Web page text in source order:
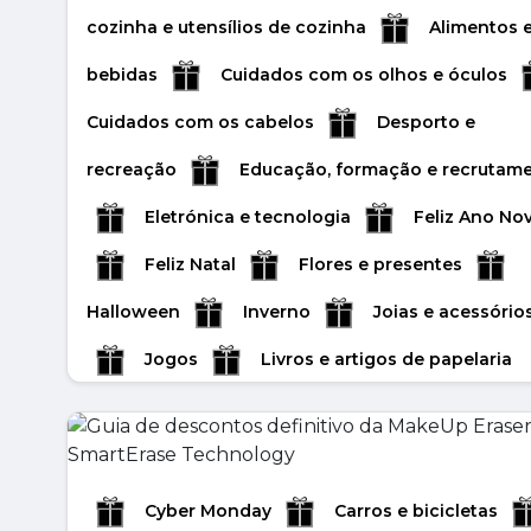
Leer másr
Halloween Inverno Joias e acessórios
Jogos Livros e artigos de papelaria
Animais de estimação e acessórios
Media e telecomunicações Crianças e
brinquedos Vendas de outono
Valentine's Day Gifts Mother's Day Gifts
Father's Day Gifts Roupas e acessórios
Saúde e Beleza Easter week
verão Vendas do Boxing Day
férias De volta à escola
cozinha e utensílios de cozinha Alimentos
bebidas Cuidados com os olhos e óculos
Cuidados com os cabelos Desporto e
recreação Educação, formação e
Eletrónica e tecnologia Feliz Ano
Feliz Natal Flores e presentes
Halloween Inverno Joias e
Jogos Livros e artigos de papelaria
Media e telecomunicações
brinquedos Vendas de outono
Cyber Monday Carros e bicicletas